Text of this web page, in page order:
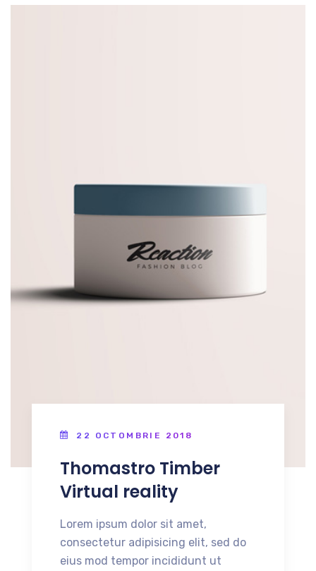
22 OCTOMBRIE 2018
Thomastro Timber
Virtual reality
Lorem ipsum dolor sit amet,
consectetur adipisicing elit, sed do
eius mod tempor incididunt ut